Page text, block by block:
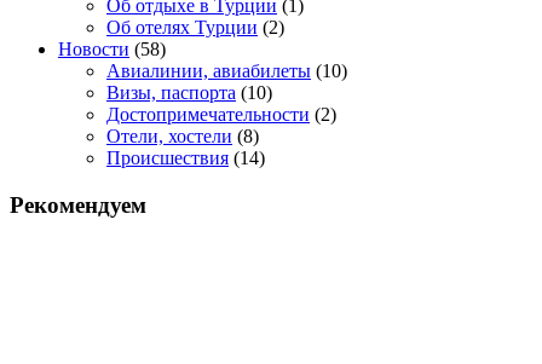
Об отдыхе в Турции (1)
Об отелях Турции (2)
Новости (58)
Авиалинии, авиабилеты (10)
Визы, паспорта (10)
Достопримечательности (2)
Отели, хостели (8)
Происшествия (14)
Рекомендуем